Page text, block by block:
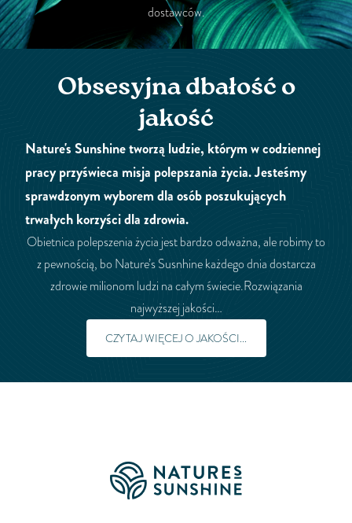
dostawców.
Obsesyjna dbałość o
jakość
Nature's Sunshine tworzą ludzie, którym w codziennej
pracy przyświeca misja polepszania życia. Jesteśmy
sprawdzonym wyborem dla osób poszukujących
trwałych korzyści dla zdrowia.
Obietnica polepszenia życia jest bardzo odważna, ale robimy to
z pewnością, bo Nature’s Susnhine każdego dnia dostarcza
zdrowie milionom ludzi na całym świecie.Rozwiązania
najwyższej jakości…
CZYTAJ WIĘCEJ O JAKOŚCI...